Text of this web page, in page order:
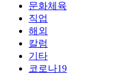
문화체육
직업
해외
칼럼
기타
코로나19